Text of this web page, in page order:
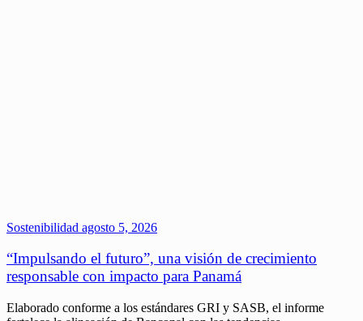
Sostenibilidad agosto 5, 2026
“Impulsando el futuro”, una visión de crecimiento
responsable con impacto para Panamá
Elaborado conforme a los estándares GRI y SASB, el informe